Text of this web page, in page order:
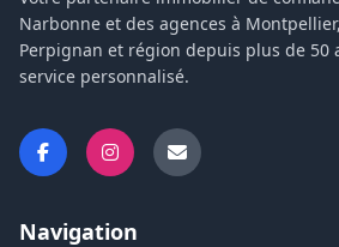
Narbonne et des agences à
Perpignan et région depuis plus de 50
service personnalisé.
Navigation